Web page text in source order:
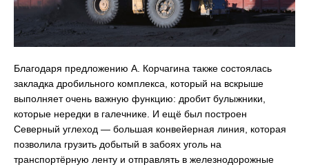
Благодаря предложению А. Корчагина также состоялась
закладка дробильного комплекса, который на вскрыше
выполняет очень важную функцию: дробит булыжники,
которые нередки в галечнике. И ещё был построен
Северный углеход — большая конвейерная линия, которая
позволила грузить добытый в забоях уголь на
транспортёрную ленту и отправлять в железнодорожные